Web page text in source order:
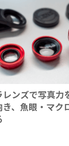
ンズで写真力
、魚眼・マク